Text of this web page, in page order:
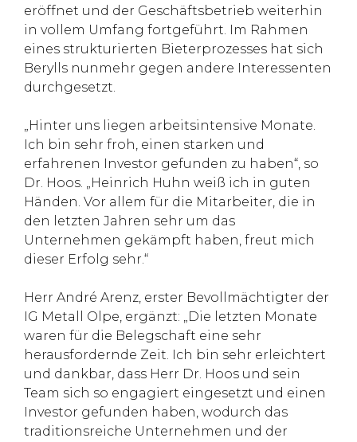
eröffnet und der Geschäftsbetrieb weiterhin
in vollem Umfang fortgeführt. Im Rahmen
eines strukturierten Bieterprozesses hat sich
Berylls nunmehr gegen andere Interessenten
durchgesetzt.
„Hinter uns liegen arbeitsintensive Monate.
Ich bin sehr froh, einen starken und
erfahrenen Investor gefunden zu haben“, so
Dr. Hoos. „Heinrich Huhn weiß ich in guten
Händen. Vor allem für die Mitarbeiter, die in
den letzten Jahren sehr um das
Unternehmen gekämpft haben, freut mich
dieser Erfolg sehr.“
Herr André Arenz, erster Bevollmächtigter der
IG Metall Olpe, ergänzt: „Die letzten Monate
waren für die Belegschaft eine sehr
herausfordernde Zeit. Ich bin sehr erleichtert
und dankbar, dass Herr Dr. Hoos und sein
Team sich so engagiert eingesetzt und einen
Investor gefunden haben, wodurch das
traditionsreiche Unternehmen und der